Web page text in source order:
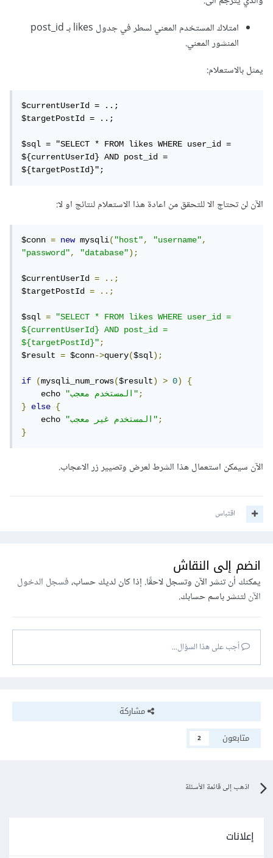
امتلاك المستخدم المعني لسطر في جدول likes بـ post_id
المنشور المعني.
يمثل بالاستعلام:
$currentUserId = ..;
$targetPostId = ..;
$sql = "SELECT * FROM likes WHERE user_id =
${currentUserId} AND post_id =
${targetPostId}";
الآن لن تحتاج الا للتحقق من اعادة هذا الاستعلام لنتائج او لا:
$conn = new mysqli("host", "username",
"password", "database");
$currentUserId =
..;
$targetPostId = ..;
$sql =
"SELECT * FROM likes WHERE user_id =
${currentUserId} AND post_id =
${targetPostId}";
$result = $conn->query($sql);
if (mysqli_num_rows($result) > 0)
{
    echo
"المستخدم معجب";
}
else
{
    echo
"المستخدم غير معجب";
}
الآن سيمكن استعمال هذا الشرط لعرض وتصيير زر الاعجاب.
اقتباس
انضم إلى النقاش
يمكنك أن تنشر الآن وتسجل لاحقًا. إذا كان لديك حساب،فسجل الدخول
الآنلتنشر باسم حسابك.
أجب على هذا السؤال...
مشاركة
متابعون
2
اذهب إلى قائمة الأسئلة
إعلانات